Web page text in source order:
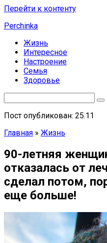
Перейти к контенту
Perchinka
Жизнь
Интересное
Настроение
Семья
Здоровье
Пост опубликован: 25.11
Главная » Жизнь
90-летняя
отказалась от
сделал потом,
еще больше!